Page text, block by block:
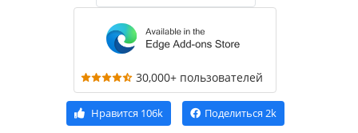
30,000+ пользователей
Нравится 106k Поделиться 2k